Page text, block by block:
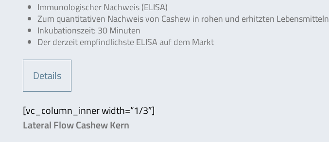
Immunologischer Nachweis (ELISA)
Zum quantitativen Nachweis von Cashew in rohen und erhitzten Lebensmitteln
Inkubationszeit: 30 Minuten
Der derzeit empfindlichste ELISA auf dem Markt
Details
[vc_column_inner width=“1/3″]
Lateral Flow Cashew Kern